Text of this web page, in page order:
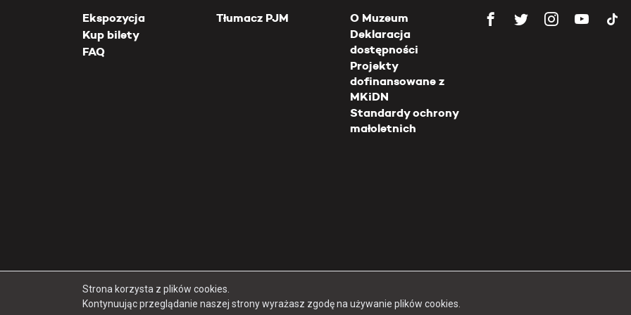
Ekspozycja
Kup bilety
FAQ
Tłumacz PJM
O Muzeum
Deklaracja
dostępności
Projekty
dofinansowane z
MKiDN
Standardy ochrony
małoletnich
Copyright 2026 Muzeum Powstania Warszawskiego
Strona korzysta z plików cookies.
Kontynuując przeglądanie naszej strony wyrażasz zgodę na używanie plików cookies.